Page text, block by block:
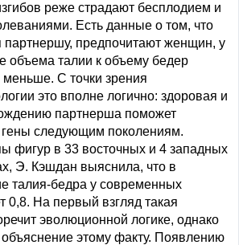
реже страдают бесплодием и
Есть данные о том, что
предпочитают женщин, у
объема талии к объему бедер
меньше. С точки зрения
это вполне логично: здоровая и
партнерша поможет
следующим поколениям.
фигур в 33 восточных и 4 западных
Э. Кэшдан выяснила, что в
талия-бедра у современных
0,8. На первый взгляд такая
эволюционной логике, однако
этому факту. Появлению